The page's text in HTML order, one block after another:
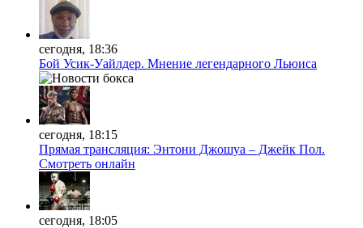
сегодня, 18:36
Бой Усик-Уайлдер. Мнение легендарного Льюиса
сегодня, 18:15
Прямая трансляция: Энтони Джошуа – Джейк Пол.
Смотреть онлайн
сегодня, 18:05